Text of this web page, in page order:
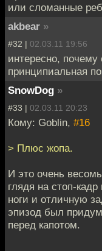
или сломанные
akbear »
#32 | 02.03.11 19:56
интересно, почему
принципиальная
SnowDog »
#33 | 02.03.11 20:23
Кому: Goblin, #16
> Плюс жопа.
И это очень
глядя на стоп-
ноги и отличную
эпизод был
перед капотом.